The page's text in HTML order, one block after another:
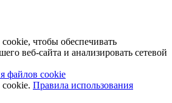
чтобы обеспечивать
веб-сайта и анализировать сетевой
файлов cookie
Правила использования